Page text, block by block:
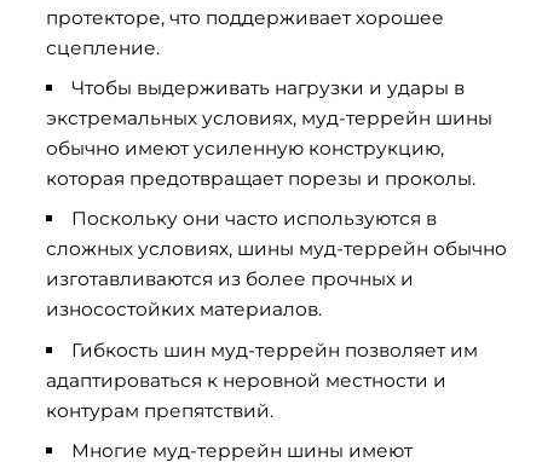
протекторе, что поддерживает хорошее
сцепление.
Чтобы выдерживать нагрузки и удары в
экстремальных условиях, муд-террейн шины
обычно имеют усиленную конструкцию,
которая предотвращает порезы и проколы.
Поскольку они часто используются в
сложных условиях, шины муд-террейн обычно
изготавливаются из более прочных и
износостойких материалов.
Гибкость шин муд-террейн позволяет им
адаптироваться к неровной местности и
контурам препятствий.
Многие муд-террейн шины имеют